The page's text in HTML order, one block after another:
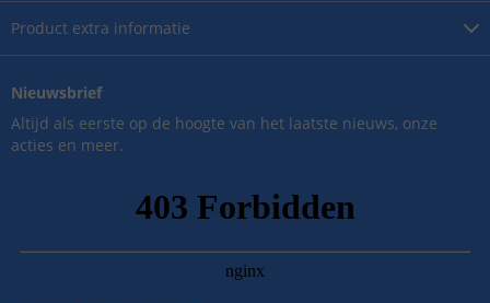
Product extra informatie
Nieuwsbrief
Altijd als eerste op de hoogte van het laatste nieuws, onze
acties en meer.